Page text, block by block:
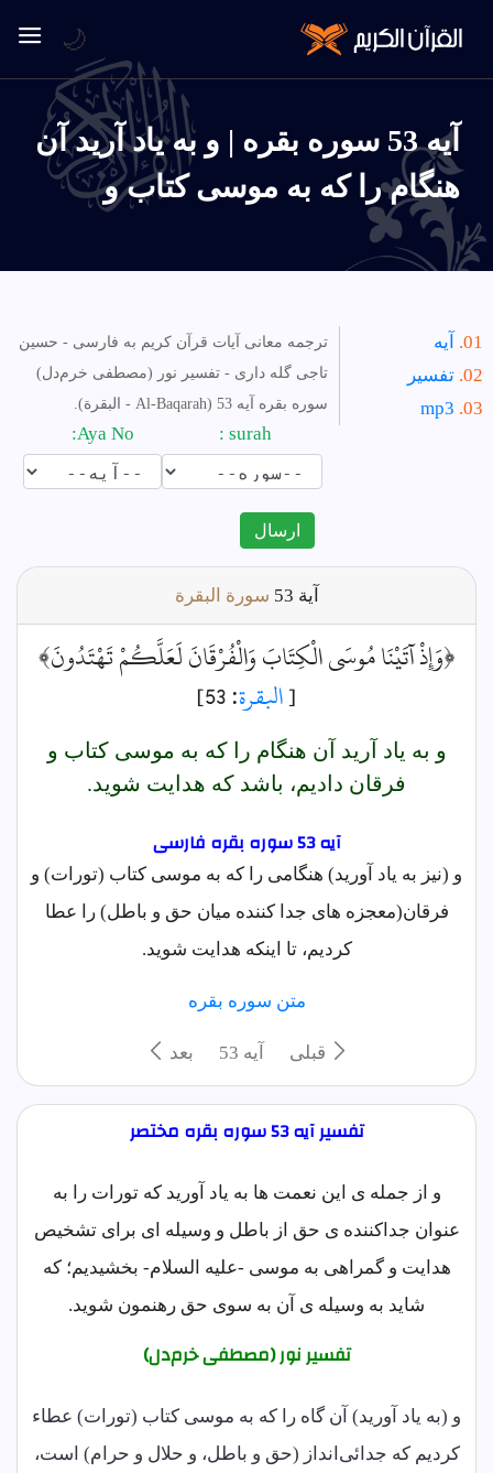
آیه 53 سوره بقره | و به ياد آريد آن
هنگام را كه به موسى كتاب و
آیه
تفسیر
mp3
ترجمه معانی آیات قرآن کریم به فارسی - حسین
تاجی گله داری - تفسیر نور (مصطفی خرم‌دل)
سوره بقره آیه 53 (Al-Baqarah - البقرة).
ارسال
آية سورة البقرة
﴿وَإِذْ آتَيْنَا مُوسَى الْكِتَابَ وَالْفُرْقَانَ لَعَلَّكُمْ تَهْتَدُونَ﴾
[البقرة: 53]
و به ياد آريد آن هنگام را كه به موسى كتاب و
فرقان داديم، باشد كه هدايت شويد.
آیه 53 سوره بقره فارسى
و (نیز به یاد آورید) هنگامی را که به موسی کتاب (تورات) و
فرقان(معجزه های جدا کننده میان حق و باطل) را عطا
کردیم، تا اینکه هدایت شوید.
متن سوره بقره
قبلی آيه 53 بعد
تفسیر آیه 53 سوره بقره مختصر
و از جمله ی این نعمت ها به یاد آورید که تورات را به
عنوان جداکننده ی حق از باطل و وسیله ای براى تشخیص
هدایت و گمراهی به موسی -علیه السلام- بخشيديم؛ که
شاید به وسیله ی آن به سوی حق رهنمون شوید.
تفسیر نور (مصطفی خرم‌دل)
و (به یاد آورید) آن گاه را که به موسی کتاب (تورات) عطاء
کردیم که جدائی‌انداز (حق و باطل، و حلال و حرام) است،
🌙